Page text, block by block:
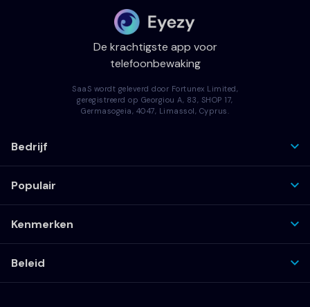
De krachtigste app voor
telefoonbewaking
SaaS wordt geleverd door Fortunex Limited,
geregistreerd op Georgiou A, 83, SHOP 17,
Germasogeia, 4047, Limassol, Cyprus.
Bedrijf
Populair
Kenmerken
Beleid